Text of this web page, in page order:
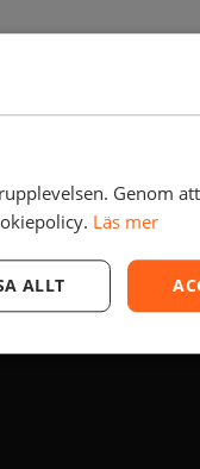
från
Genom
Läs mer
ALLT